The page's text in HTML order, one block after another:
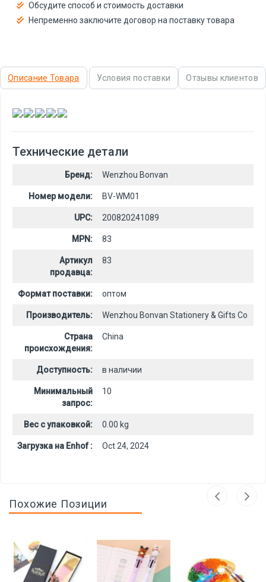
Обсудите способ и стоимость доставки
Непременно заключите договор на поставку товара
Описание Товара Условия поставки Отзывы клиентов
, , , ,
Технические детали
Бренд: Wenzhou Bonvan
Номер модели: BV-WM01
UPC: 200820241089
MPN: 83
Артикул
продавца:
83
Формат поставки: оптом
Производитель: Wenzhou Bonvan Stationery & Gifts Co
Страна
происхождения:
China
Доступность: в наличии
Минимальный
запрос:
10
Вес с упаковкой: 0.00 kg
Загрузка на Enhof : Oct 24, 2024
Похожие Позиции